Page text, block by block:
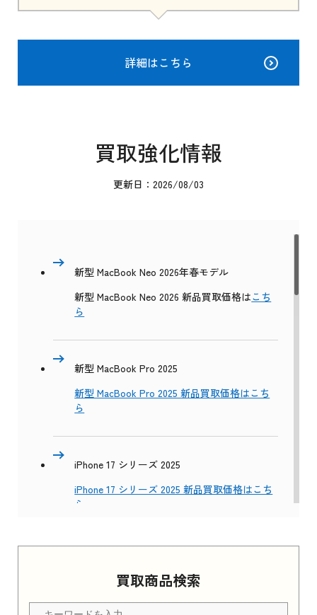
買取商品検索
詳細はこちら
買取強化情報
更新日：2026/08/03
新型 MacBook Neo 2026年春モデル
新型 MacBook Neo 2026 新品買取価格はこち
ら
新型 MacBook Pro 2025
新型 MacBook Pro 2025 新品買取価格はこち
ら
iPhone 17 シリーズ 2025
iPhone 17 シリーズ 2025 新品買取価格はこち
ら
Apple Watch Series 11 2025 新品買取価格はこ
ちら